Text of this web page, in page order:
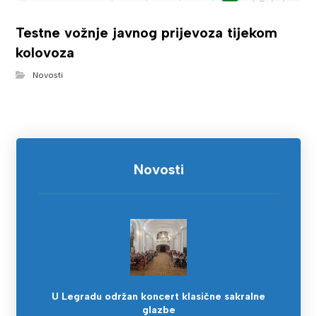
Testne vožnje javnog prijevoza tijekom
kolovoza
Novosti
Novosti
U Legradu održan koncert klasične sakralne
glazbe